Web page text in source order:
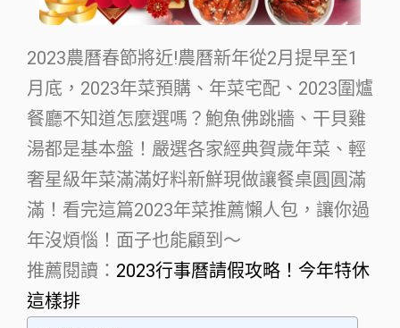
2023農曆春節將近!農曆新年從2月提早至1
月底，2023年菜預購、年菜宅配、2023圍爐
餐廳不知道怎麼選嗎？鮑魚佛跳牆、干貝雞
湯都是基本盤！嚴選各家經典賀歲年菜、輕
奢星級年菜滿滿好料新鮮現做讓餐桌圓圓滿
滿！看完這篇2023年菜推薦懶人包，讓你過
年沒煩惱！面子也能顧到～
推薦閱讀： 2023行事曆請假攻略！今年特休
這樣排